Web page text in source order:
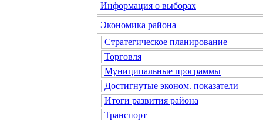
Информация о выборах
Экономика района
Стратегическое планирование
Торговля
Муниципальные программы
Достигнутые эконом. показатели
Итоги развития района
Транспорт